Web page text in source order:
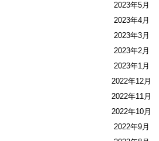
2023年5月
2023年4月
2023年3月
2023年2月
2023年1月
2022年12月
2022年11月
2022年10月
2022年9月